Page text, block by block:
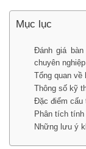
Mục lục
Đánh giá
chuyên nghiệp
Tổng quan về
Thông số kỹ
Đặc điểm cấu
Phân tích
Những lưu ý